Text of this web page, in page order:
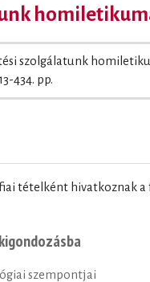
szolgálatunk
434. pp.
tételként hivatkoznak a
szempontjai